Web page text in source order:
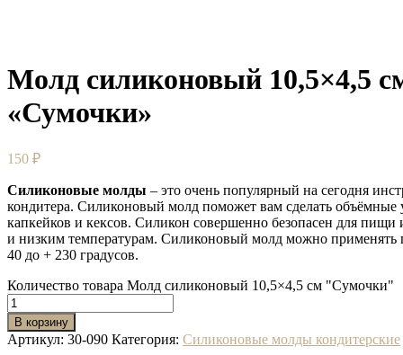
Молд силиконовый 10,5×4,5
«Сумочки»
150 ₽
Силиконовые молды – это очень популярный на сегодня
кондитера. Силиконовый молд поможет вам сделать объёмные
капкейков и кексов. Силикон совершенно безопасен для
и низким температурам. Силиконовый молд можно применять
40 до + 230 градусов.
Количество товара Молд силиконовый 10,5×4,5 см "Сумочки"
В корзину
Артикул: 30-090 Категория: Силиконовые молды кондитерские